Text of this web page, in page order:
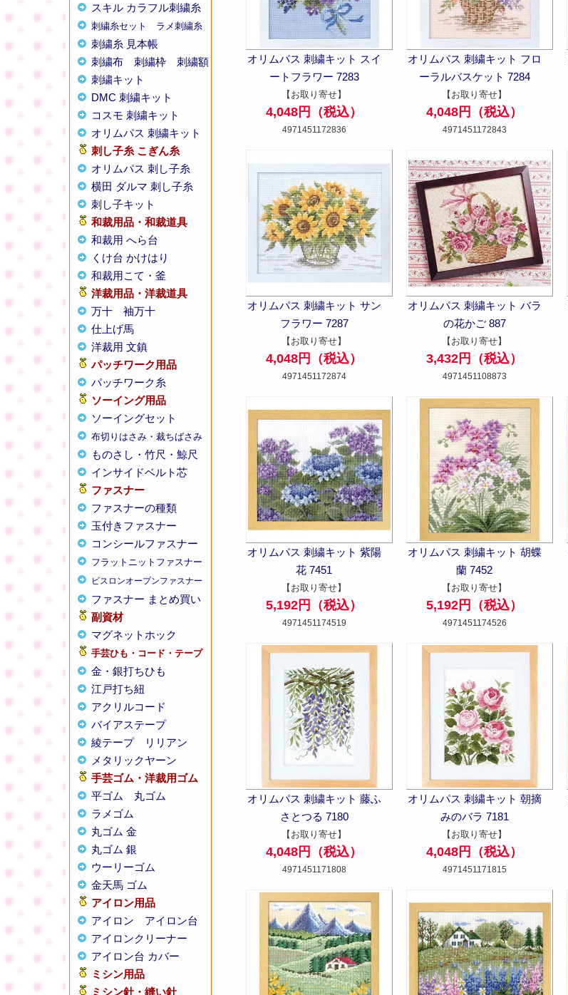
スキル カラフル刺繍糸
刺繍糸セット ラメ刺繍糸
刺繍糸 見本帳
刺繍布
刺繍枠
刺繍額
刺繍キット
DMC 刺繍キット
コスモ 刺繍キット
オリムパス 刺繍キット
刺し子糸 こぎん糸
オリムパス 刺し子糸
横田 ダルマ 刺し子糸
刺し子キット
和裁用品・和裁道具
和裁用 へら台
くけ台 かけはり
和裁用こて・釜
洋裁用品・洋裁道具
万十
袖万十
仕上げ馬
洋裁用 文鎮
パッチワーク用品
パッチワーク糸
ソーイング用品
ソーイングセット
布切りはさみ・裁ちばさみ
ものさし・竹尺・鯨尺
インサイドベルト芯
ファスナー
ファスナーの種類
玉付きファスナー
コンシールファスナー
フラットニットファスナー
ビスロンオープンファスナー
ファスナー まとめ買い
副資材
マグネットホック
手芸ひも・コード・テープ
金・銀打ちひも
江戸打ち紐
アクリルコード
バイアステープ
綾テープ
リリアン
メタリックヤーン
手芸ゴム・洋裁用ゴム
平ゴム
丸ゴム
ラメゴム
丸ゴム 金
丸ゴム 銀
ウーリーゴム
金天馬 ゴム
アイロン用品
アイロン
アイロン台
アイロンクリーナー
アイロン台 カバー
ミシン用品
ミシン針・縫い針
オリムパス 刺繍キット スイ
ートフラワー 7283
【お取り寄せ】
4,048円（税込）
4971451172836
オリムパス 刺繍キット フロ
ーラルバスケット 7284
【お取り寄せ】
4,048円（税込）
4971451172843
オリムパス 刺繍キット サン
フラワー 7287
【お取り寄せ】
4,048円（税込）
4971451172874
オリムパス 刺繍キット バラ
の花かご 887
【お取り寄せ】
3,432円（税込）
4971451108873
オリムパス 刺繍キット 紫陽
花 7451
【お取り寄せ】
5,192円（税込）
4971451174519
オリムパス 刺繍キット 胡蝶
蘭 7452
【お取り寄せ】
5,192円（税込）
4971451174526
オリムパス 刺繍キット 藤ふ
さとつる 7180
【お取り寄せ】
4,048円（税込）
4971451171808
オリムパス 刺繍キット 朝摘
みのバラ 7181
【お取り寄せ】
4,048円（税込）
4971451171815